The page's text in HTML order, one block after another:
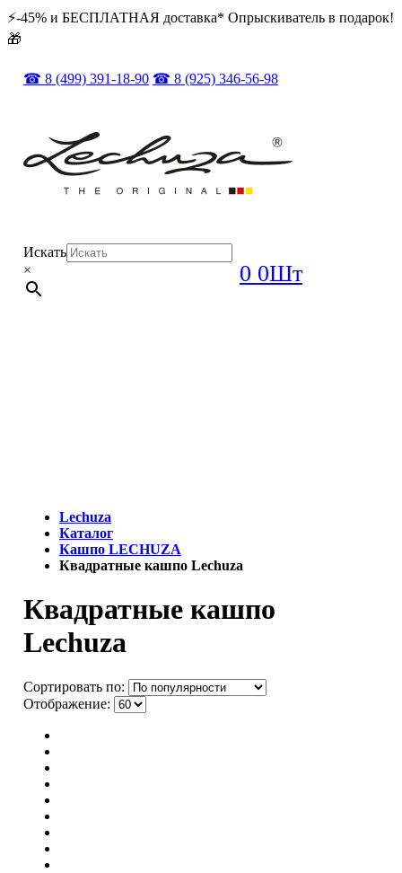
⚡️️-45% и БЕСПЛАТНАЯ доставка* Опрыскиватель в подарок!
🎁
☎ 8 (499) 391-18-90 ☎ 8 (925) 346-56-98
Искать
×
0 0Шт
Lechuza
Каталог
Кашпо LECHUZA
Квадратные кашпо Lechuza
Квадратные кашпо
Lechuza
Сортировать по:
Отображение: